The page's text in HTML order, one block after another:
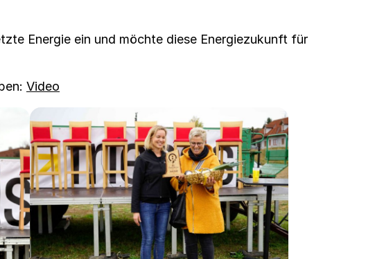
Energie ein und möchte diese Energiezukun­ft für
Video